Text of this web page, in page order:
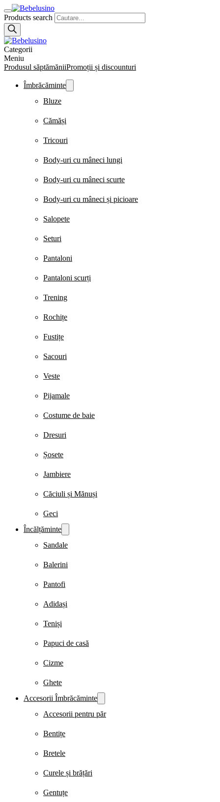
Products search
Categorii
Meniu
Produsul săptămăniiPromoții și discounturi
Îmbrăcăminte
Bluze
Cămăși
Tricouri
Body-uri cu mâneci lungi
Body-uri cu mâneci scurte
Body-uri cu mâneci și picioare
Salopete
Seturi
Pantaloni
Pantaloni scurți
Trening
Rochițe
Fustițe
Sacouri
Veste
Pijamale
Costume de baie
Dresuri
Șosete
Jambiere
Căciuli și Mănuși
Geci
Încălțăminte
Sandale
Balerini
Pantofi
Adidași
Teniși
Papuci de casă
Cizme
Ghete
Accesorii Îmbrăcăminte
Accesorii pentru păr
Bentițe
Bretele
Curele și brățări
Gentuțe